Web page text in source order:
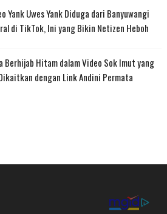
Yank Uwes Yank Diduga dari Banyuwangi
di TikTok, Ini yang Bikin Netizen Heboh
Berhijab Hitam dalam Video Sok Imut yang
dengan Link Andini Permata